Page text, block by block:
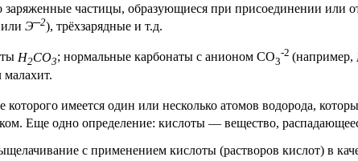
частицы, образующиеся при присоединении или
или Э─2), трёхзарядные и т.д.
H2CO3; нормальные карбонаты с анионом CO3
-2 (например,
малахит.
имеется один или несколько атомов водорода,
Еще одно определение: кислоты — вещество,
с применением кислоты (растворов кислот) в